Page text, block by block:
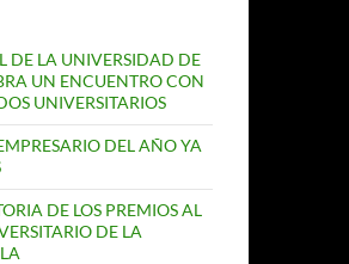
DE LA UNIVERSIDAD DE
UN ENCUENTRO CON
UNIVERSITARIOS
DEL AÑO YA
DE LOS PREMIOS AL
DE LA